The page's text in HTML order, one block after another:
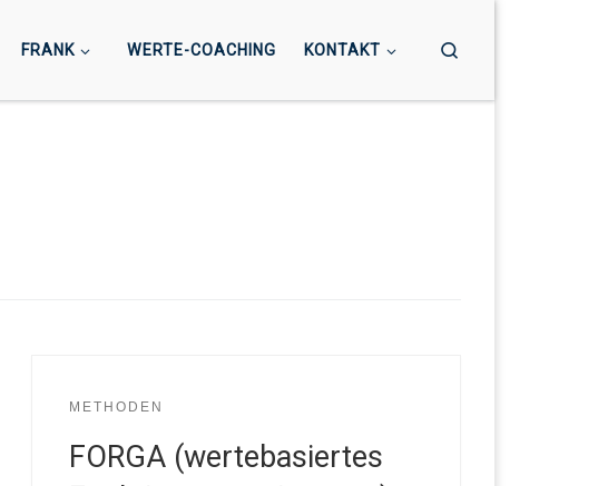
FRANK WERTE-COACHING KONTAKT
METHODEN
FORGA (wertebasiertes